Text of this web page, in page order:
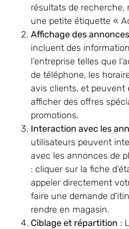
résultats de recherche,
une petite étiquette «
Affichage des annonces
incluent des
l’entreprise telles que
de téléphone, les
avis clients, et peuvent
afficher des offres
promotions.
Interaction avec les
utilisateurs peuvent
avec les annonces de
: cliquer sur la fiche
appeler directement
faire une demande
rendre en magasin.
Ciblage et répartition :